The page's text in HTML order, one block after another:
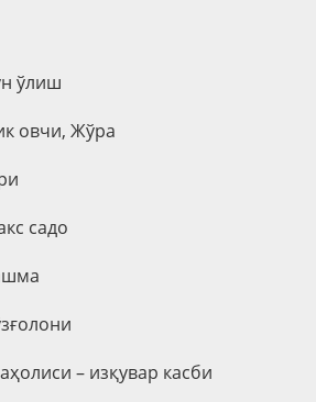
ўлиш
овчи, Жўра
садо
– изқувар касби